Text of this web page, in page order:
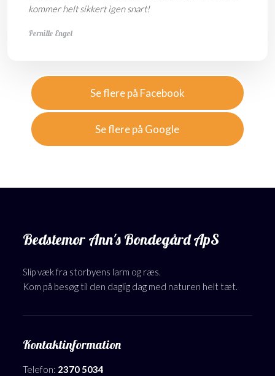
kommer helt sikkert igen snart!
Pernille Engel
Se flere på Facebook​
Se flere på Google
Bedstemor Ann's Bondegård ApS
Slip væk fra storbyens larm og ræs.
​Kom på besøg til den daglig dag med naturen helt tæt.
Kontaktinformation
Telefon: 2370 5034